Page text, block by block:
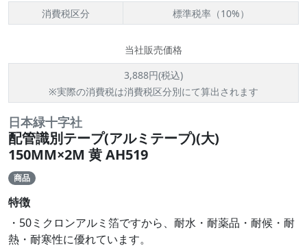
消費税区分
標準税率（10%）
当社販売価格
3,888円(税込)
※実際の消費税は消費税区分別にて算出されます
日本緑十字社
配管識別テープ(アルミテープ)(大)
150MM×2M 黄 AH519
商品
特徴
・50ミクロンアルミ箔ですから、耐水・耐薬品・耐候・耐
熱・耐寒性に優れています。